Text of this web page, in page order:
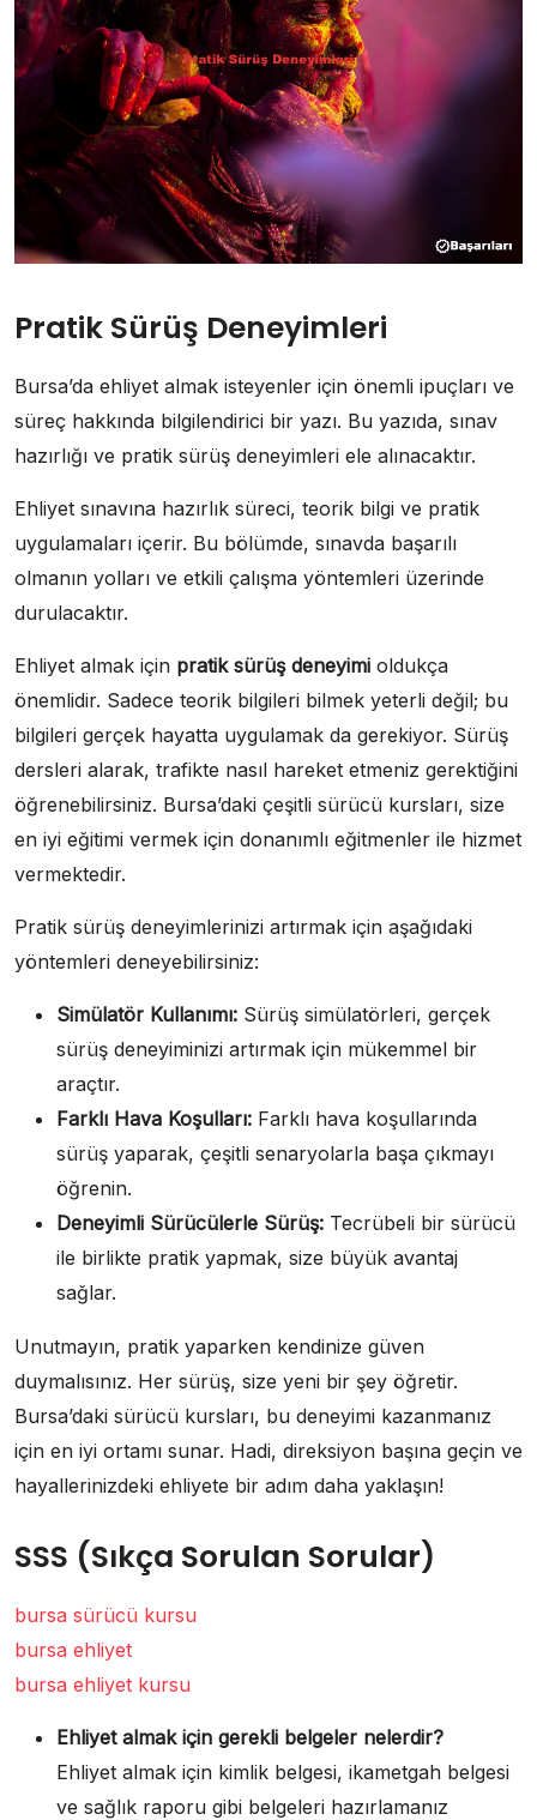
Pratik Sürüş Deneyimleri
Bursa’da ehliyet almak isteyenler için önemli ipuçları ve
süreç hakkında bilgilendirici bir yazı. Bu yazıda, sınav
hazırlığı ve pratik sürüş deneyimleri ele alınacaktır.
Ehliyet sınavına hazırlık süreci, teorik bilgi ve pratik
uygulamaları içerir. Bu bölümde, sınavda başarılı
olmanın yolları ve etkili çalışma yöntemleri üzerinde
durulacaktır.
Ehliyet almak için pratik sürüş deneyimi oldukça
önemlidir. Sadece teorik bilgileri bilmek yeterli değil; bu
bilgileri gerçek hayatta uygulamak da gerekiyor. Sürüş
dersleri alarak, trafikte nasıl hareket etmeniz gerektiğini
öğrenebilirsiniz. Bursa’daki çeşitli sürücü kursları, size
en iyi eğitimi vermek için donanımlı eğitmenler ile hizmet
vermektedir.
Pratik sürüş deneyimlerinizi artırmak için aşağıdaki
yöntemleri deneyebilirsiniz:
Simülatör Kullanımı: Sürüş simülatörleri, gerçek
sürüş deneyiminizi artırmak için mükemmel bir
araçtır.
Farklı Hava Koşulları: Farklı hava koşullarında
sürüş yaparak, çeşitli senaryolarla başa çıkmayı
öğrenin.
Deneyimli Sürücülerle Sürüş: Tecrübeli bir sürücü
ile birlikte pratik yapmak, size büyük avantaj
sağlar.
Unutmayın, pratik yaparken kendinize güven
duymalısınız. Her sürüş, size yeni bir şey öğretir.
Bursa’daki sürücü kursları, bu deneyimi kazanmanız
için en iyi ortamı sunar. Hadi, direksiyon başına geçin ve
hayallerinizdeki ehliyete bir adım daha yaklaşın!
SSS (Sıkça Sorulan Sorular)
bursa sürücü kursu
bursa ehliyet
bursa ehliyet kursu
Ehliyet almak için gerekli belgeler nelerdir?
Ehliyet almak için kimlik belgesi, ikametgah belgesi
ve sağlık raporu gibi belgeleri hazırlamanız